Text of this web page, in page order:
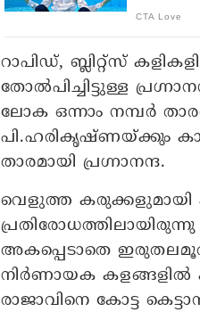
റാപിഡ്, ബ്ലിറ്റ്സ്
തോൽപിച്ചിട്ടുള്ള
ലോക ഒന്നാം നമ്പർ
പി.ഹരികൃഷ്ണയ്ക്കും
താരമായി പ്രഗ്നാനന്ദ.
വെളുത്ത കരുക്കളുമായി
പ്രതിരോധത്തിലായിരുന്നു
അകപ്പെടാതെ
നിർണായക കളങ്ങളിൽ
രാജാവിനെ കോട്ട